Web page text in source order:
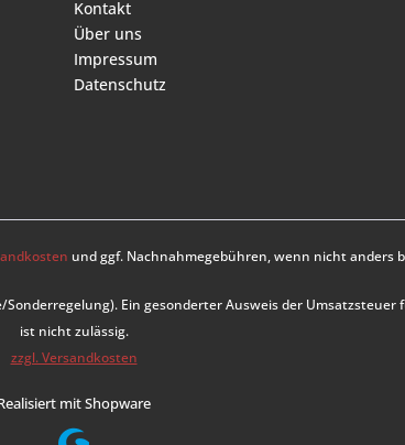
Kontakt
Über uns
Impressum
Datenschutz
und ggf. Nachnahmegebühren, wenn nicht anders
Ein gesonderter Ausweis der
ist nicht zulässig.
zzgl. Versandkosten
mit Shopware